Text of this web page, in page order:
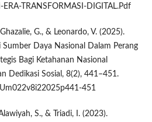
TRANSFORMASI-DIGITAL.Pdf
G., & Leonardo, V. (2025).
Sumber Daya Nasional Dalam Perang
Bagi Ketahanan Nasional
Dedikasi Sosial, 8(2), 441–451.
451
S., & Triadi, I. (2023).